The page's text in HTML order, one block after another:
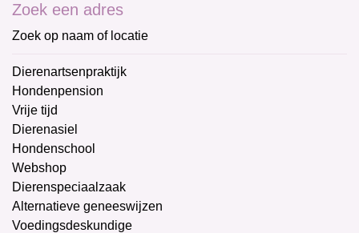
Zoek een adres
Zoek op naam of locatie
Dierenartsenpraktijk
Hondenpension
Vrije tijd
Dierenasiel
Hondenschool
Webshop
Dierenspeciaalzaak
Alternatieve geneeswijzen
Voedingsdeskundige